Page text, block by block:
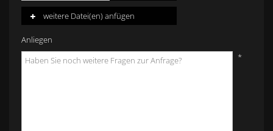
weitere Datei(en) anfügen
Anliegen
*